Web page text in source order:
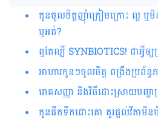
កូនចូលចិត្តញ៉ាំក្រៀមក្រោះ ល្អ ឬមិ
ឬអត់?
ឮតែល្បី SYNBIOTICS! ជាអ្វីឲ្យ
អាហារកូនៗចូលចិត្ត ពង្រឹងប្រព័
រោគសញ្ញា និងវិធីដោះស្រាយបញ្ហា
កូនផឹកទឹកដោះគោ គួរផ្ដល់វីតាមី